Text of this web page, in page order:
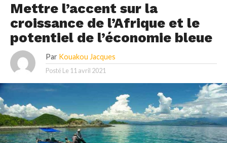
Mettre l’accent sur la
croissance de l’Afrique et le
potentiel de l’économie bleue
Par Kouakou Jacques
Posté Le 11 avril 2021